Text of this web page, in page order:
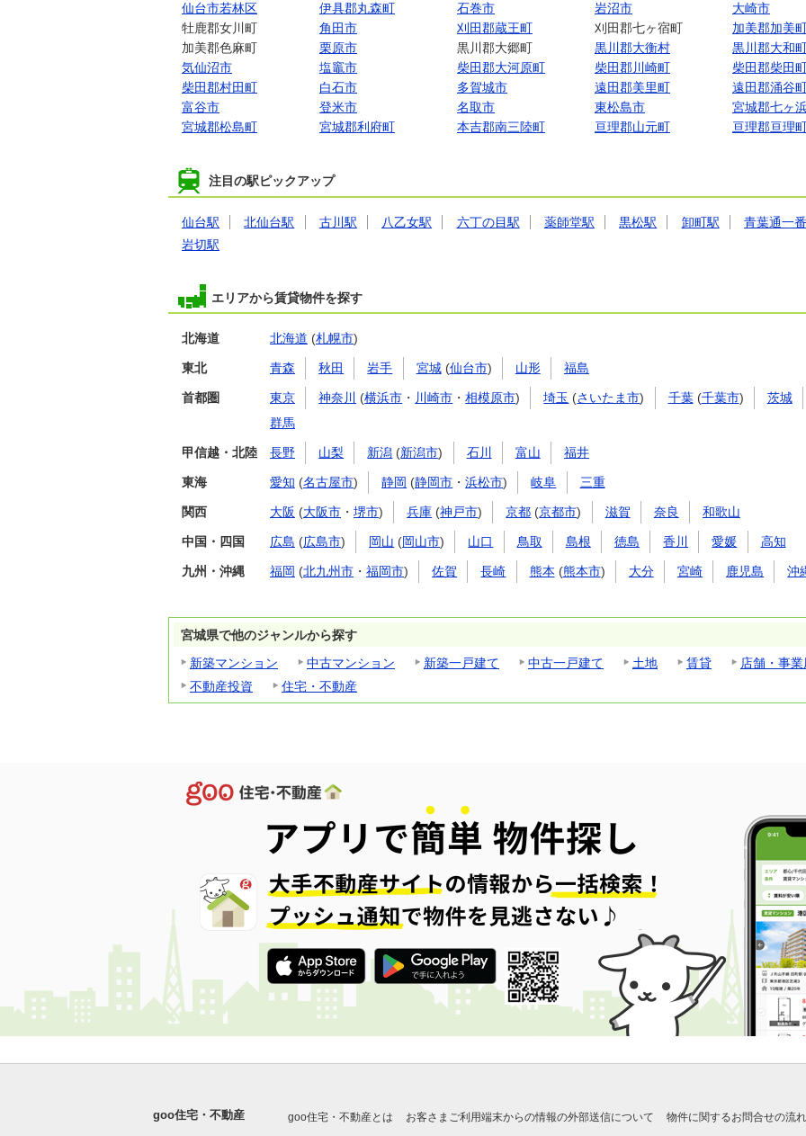
仙台市若林区
伊具郡丸森町 石巻市 岩沼市
大崎市
牡鹿郡女川町
角田市 刈田郡蔵王町 刈田郡七ヶ宿町
加美郡加美
加美郡色麻町
栗原市 黒川郡大郷町 黒川郡大衡村
黒川郡大和
気仙沼市
塩竈市 柴田郡大河原町 柴田郡川崎町
柴田郡柴田
柴田郡村田町
白石市 多賀城市 遠田郡美里町
遠田郡涌谷
富谷市
登米市 名取市 東松島市
宮城郡七ヶ
宮城郡松島町
宮城郡利府町 本吉郡南三陸町 亘理郡山元町 亘理郡亘理
注目の駅ピックアップ
仙台駅 北仙台駅 古川駅 八乙女駅 六丁の目駅 薬師堂駅 黒松駅 卸町駅
青葉通一
岩切駅
エリアから賃貸物件を探す
北海道 北海道 (札幌市)
東北 青森 秋田 岩手 宮城(仙台市) 山形 福島
首都圏 東京 神奈川 (横浜市 ・ 川崎市 ・相模原市) 埼玉 (さいたま市) 千葉(千葉市) 茨城
群馬
甲信越・北陸 長野 山梨 新潟 (新潟市) 石川 富山 福井
東海 愛知 (名古屋市) 静岡 (静岡市 ・浜松市) 岐阜 三重
関西 大阪 (大阪市 ・ 堺市) 兵庫 (神戸市) 京都 (京都市) 滋賀 奈良 和歌山
中国・四国 広島 (広島市) 岡山 (岡山市) 山口 鳥取 島根 徳島 香川 愛媛 高知
九州・沖縄 福岡 (北九州市 ・ 福岡市) 佐賀 長崎 熊本 (熊本市) 大分 宮崎 鹿児島 沖
宮城県で他のジャンルから探す
新築マンション
中古マンション 新築一戸建て 中古一戸建て 土地 賃貸
店舗・事業
不動産投資
住宅・不動産
goo住宅・不動産 goo住宅・不動産とは お客さまご利用端末からの情報の外部送信について 物件に関するお問合せの流れ